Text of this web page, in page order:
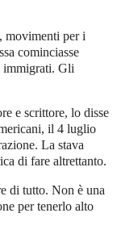
per i
cominciasse
immigrati. Gli
e scrittore, lo disse
il 4 luglio
La stava
di fare altrettanto.
di tutto. Non è una
per tenerlo alto